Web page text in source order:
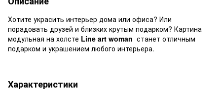
Хотите украсить интерьер дома или офиса? Или
порадовать друзей и близких крутым подарком? Картина
модульная на холсте Line art woman станет отличным
подарком и украшением любого интерьера.
Характеристики